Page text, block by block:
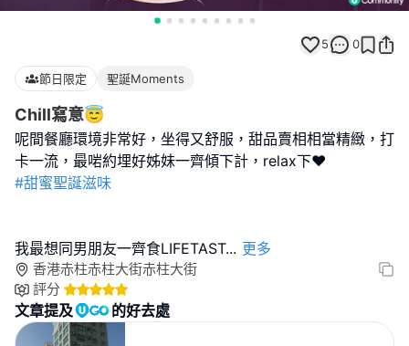
5 0
節日限定 聖誕Moments
Chill寫意😇
呢間餐廳環境非常好，坐得又舒服，甜品賣相相當精緻，打
#甜蜜聖誕滋味
我最想同男朋友一齊食LIFETAST... 更多
香港赤柱赤柱大街赤柱大街
評分
文章提及 的好去處